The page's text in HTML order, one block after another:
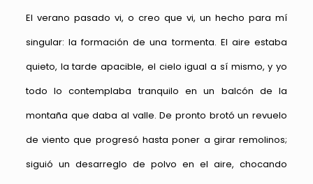
El verano pasado vi, o creo que vi, un hecho para mí
singular: la formación de una tormenta. El aire estaba
quieto, la tarde apacible, el cielo igual a sí mismo, y yo
todo lo contemplaba tranquilo en un balcón de la
montaña que daba al valle. De pronto brotó un revuelo
de viento que progresó hasta poner a girar remolinos;
siguió un desarreglo de polvo en el aire, chocando